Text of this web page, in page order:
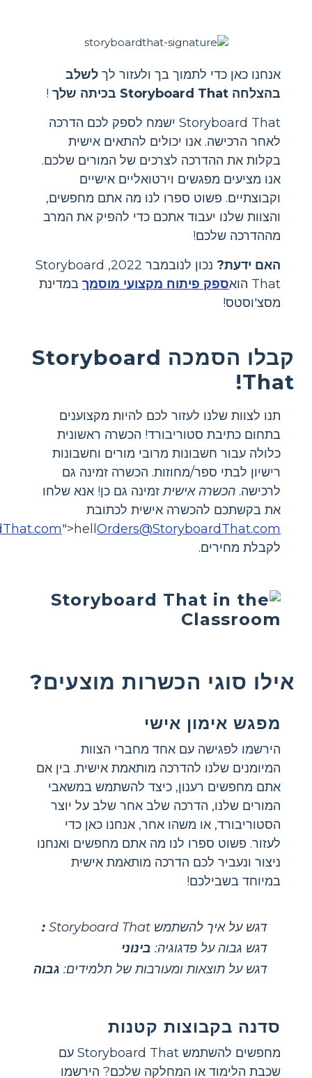
אנחנו כאן כדי לתמוך בך ולעזור לך לשלב
בהצלחה Storyboard That בכיתה שלך
!
Storyboard That ישמח לספק לכם הדרכה
לאחר הרכישה. אנו יכולים להתאים אישית
בקלות את ההדרכה לצרכים של המורים שלכם.
אנו מציעים מפגשים וירטואליים אישיים
וקבוצתיים. פשוט ספרו לנו מה אתם מחפשים,
והצוות שלנו יעבוד אתכם כדי להפיק את המרב
מההדרכה שלכם!
האם ידעת?
נכון לנובמבר 2022, Storyboard
That הוא
ספק פיתוח מקצועי מוסמך במדינת
מסצ'וסטס!
קבלו הסמכה Storyboard
That!
תנו לצוות שלנו לעזור לכם להיות מקצוענים
בתחום כתיבת סטוריבורד! הכשרה ראשונית
כלולה עבור חשבונות מרובי מורים וחשבונות
רישיון לבתי ספר/מחוזות. הכשרה זמינה גם
לרכישה. הכשרה אישיתזמינה גם כן! אנא שלחו
את בקשתכם להכשרה אישית לכתובת
">hell Orders@StoryboardThat.com
לקבלת מחירים.
אילו סוגי הכשרות מוצעים?
מפגש אימון אישי
הירשמו לפגישה עם אחד מחברי הצוות
המיומנים שלנו להדרכה מותאמת אישית. בין אם
אתם מחפשים רענון, כיצד להשתמש במשאבי
המורים שלנו, הדרכה שלב אחר שלב על יוצר
הסטוריבורד, או משהו אחר, אנחנו כאן כדי
לעזור. פשוט ספרו לנו מה אתם מחפשים ואנחנו
ניצור ונעביר לכם הדרכה מותאמת אישית
במיוחד בשבילכם!
דגש על איך להשתמש Storyboard That
:
דגש גבוה על פדגוגיה: בינוני
דגש על תוצאות ומעורבות של תלמידים: גבוה
סדנה בקבוצות קטנות
מחפשים להשתמש Storyboard That עם
שכבת הלימוד או המחלקה שלכם? הירשמו